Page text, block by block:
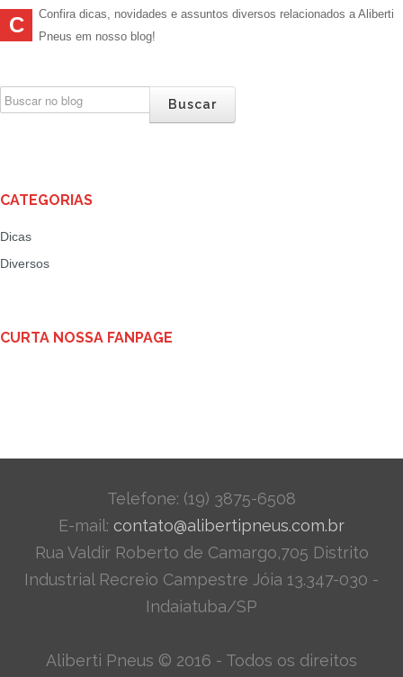
C
Confira dicas, novidades e assuntos diversos relacionados a Aliberti
Pneus em nosso blog!
Buscar
CATEGORIAS
Dicas
Diversos
CURTA NOSSA FANPAGE
Telefone: (19) 3875-6508
E-mail: contato@alibertipneus.com.br
Rua Valdir Roberto de Camargo,705 Distrito
Industrial Recreio Campestre Jóia 13.347-030 -
Indaiatuba/SP
Aliberti Pneus © 2016 - Todos os direitos